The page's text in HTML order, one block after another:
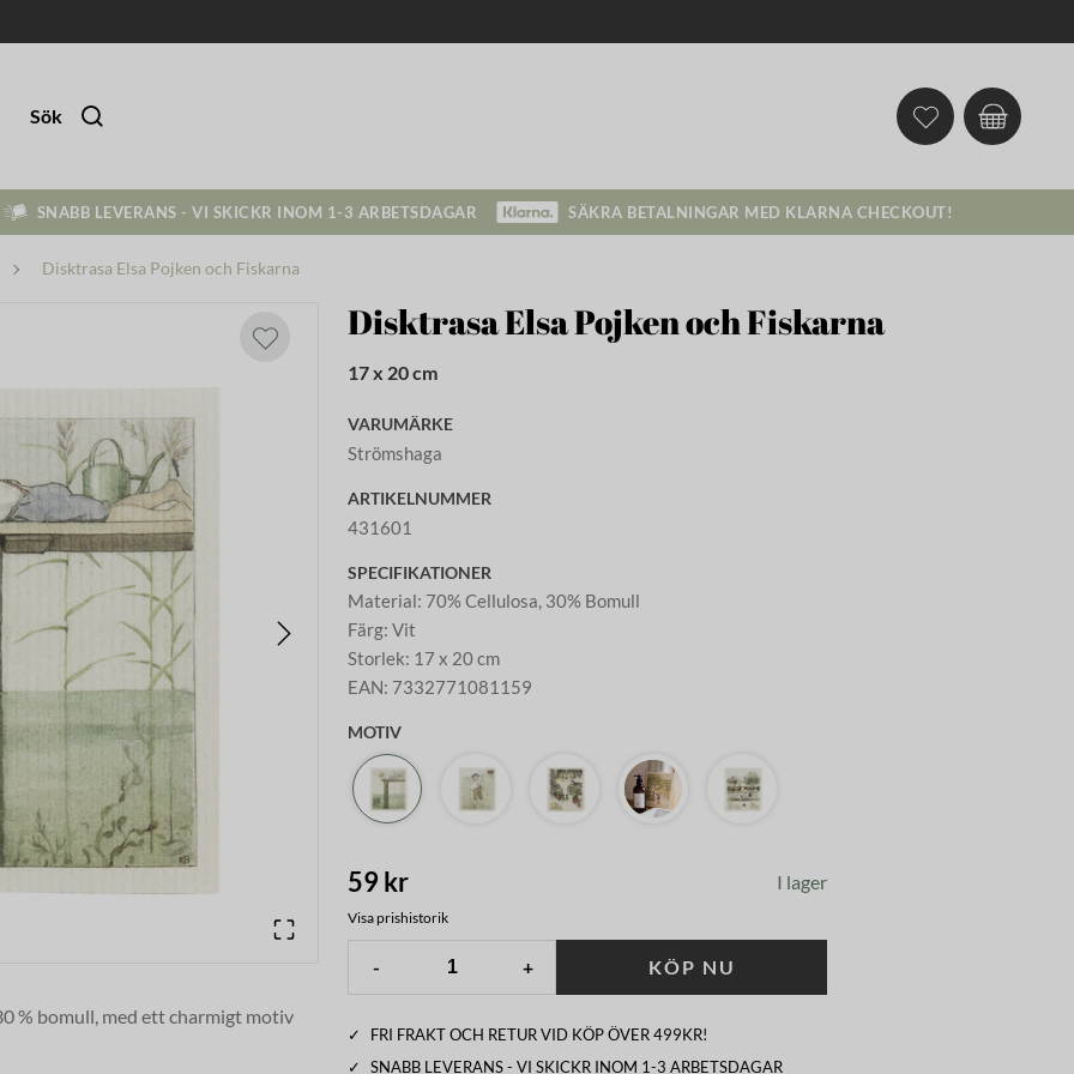
Sök
SNABB LEVERANS - VI SKICKR INOM 1-3 ARBETSDAGAR SÄKRA BETALNINGAR MED KLARNA CHECKOUT!
Disktrasa Elsa Pojken och Fiskarna
% bomull, med ett charmigt motiv
Disktrasa Elsa Pojken och Fiskarna
17 x 20 cm
VARUMÄRKE
Strömshaga
ARTIKELNUMMER
431601
SPECIFIKATIONER
Material: 70% Cellulosa, 30% Bomull
Färg:Vit
Storlek: 17 x 20 cm
EAN: 7332771081159
MOTIV
59 kr I lager
Visa prishistorik
- + KÖP NU
✓
FRI FRAKT OCH RETUR VID KÖP ÖVER 499KR!
✓
SNABB LEVERANS - VI SKICKR INOM 1-3 ARBETSDAGAR